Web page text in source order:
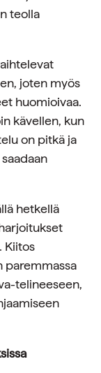
teolla
joten myös
huomioivaa.
kävellen, kun
on pitkä ja
hetkellä
Kiitos
paremmassa
telineeseen,